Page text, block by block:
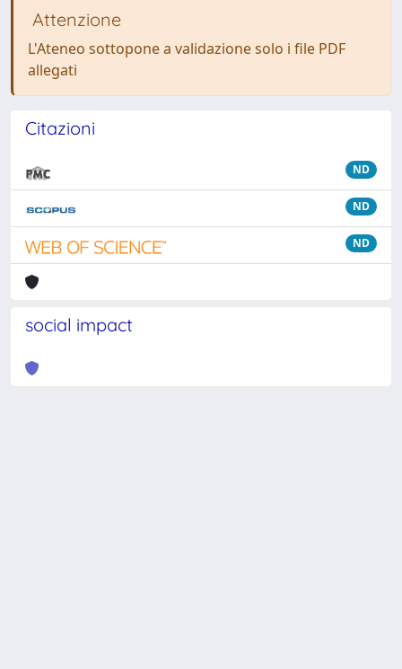
Attenzione
L'Ateneo sottopone a validazione solo i file PDF
allegati
Citazioni
ND
ND
ND
social impact